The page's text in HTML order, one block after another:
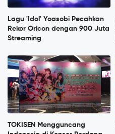
Lagu 'Idol' Yoasobi Pecahkan
Rekor Oricon dengan 900 Juta
Streaming
TOKISEN Mengguncang